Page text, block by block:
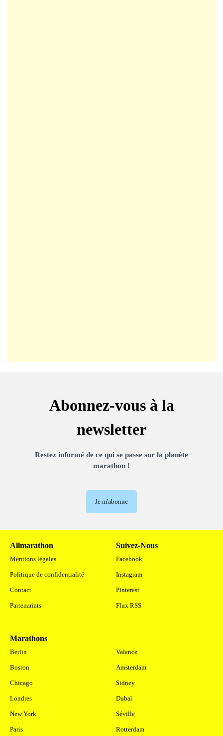
Abonnez-vous à la
newsletter
Restez informé de ce qui se passe sur la planète
marathon !
Je m'abonne
Allmarathon
Mentions légales
Politique de confidentialité
Contact
Partenariats
Suivez-Nous
Facebook
Instagram
Pinterest
Flux RSS
Marathons
Berlin
Boston
Chicago
Londres
New York
Paris
Valence
Amsterdam
Sidney
Dubaï
Séville
Rotterdam